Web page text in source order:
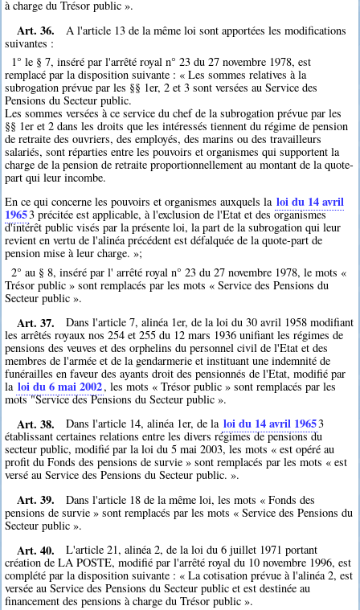
à charge du Trésor public ».
Art. 36.
A l'article 13 de la même loi sont apportées les modifications
suivantes :
1° le § 7, inséré par l'arrêté royal n° 23 du 27 novembre 1978, est
remplacé par la disposition suivante : « Les sommes relatives à la
subrogation prévue par les §§ 1er, 2 et 3 sont versées au Service des
Pensions du Secteur public.
Les sommes versées à ce service du chef de la subrogation prévue par les
§§ 1er et 2 dans les droits que les intéressés tiennent du régime de pension
de retraite des ouvriers, des employés, des marins ou des travailleurs
salariés, sont réparties entre les pouvoirs et organismes qui supportent la
charge de la pension de retraite proportionnellement au montant de la quote-
part qui leur incombe.
En ce qui concerne les pouvoirs et organismes auxquels la loi du 14 avril
19653 précitée est applicable, à l'exclusion de l'Etat et des organismes
d'intérêt public visés par la présente loi, la part de la subrogation qui leur
revient en vertu de l'alinéa précédent est défalquée de la quote-part de
pension mise à leur charge. »;
2° au § 8, inséré par l' arrêté royal n° 23 du 27 novembre 1978, le mots «
Trésor public » sont remplacés par les mots « Service des Pensions du
Secteur public ».
Art. 37.
Dans l'article 7, alinéa 1er, de la loi du 30 avril 1958 modifiant
les arrêtés royaux nos 254 et 255 du 12 mars 1936 unifiant les régimes de
pensions des veuves et des orphelins du personnel civil de l'Etat et des
membres de l'armée et de la gendarmerie et instituant une indemnité de
funérailles en faveur des ayants droit des pensionnés de l'Etat, modifié par
la loi du 6 mai 2002, les mots « Trésor public » sont remplacés par les
mots "Service des Pensions du Secteur public ».
Art. 38. Dans l'article 14, alinéa 1er, de la loi du 14 avril 19653
établissant certaines relations entre les divers régimes de pensions du
secteur public, modifié par la loi du 5 mai 2003, les mots « est opéré au
profit du Fonds des pensions de survie » sont remplacés par les mots « est
versé au Service des Pensions du Secteur public. ».
Art. 39.
Dans l'article 18 de la même loi, les mots « Fonds des
pensions de survie » sont remplacés par les mots « Service des Pensions du
Secteur public ».
Art. 40.
L'article 21, alinéa 2, de la loi du 6 juillet 1971 portant
création de LA POSTE, modifié par l'arrêté royal du 10 novembre 1996, est
complété par la disposition suivante : « La cotisation prévue à l'alinéa 2, est
versée au Service des Pensions du Secteur public et est destinée au
financement des pensions à charge du Trésor public ».